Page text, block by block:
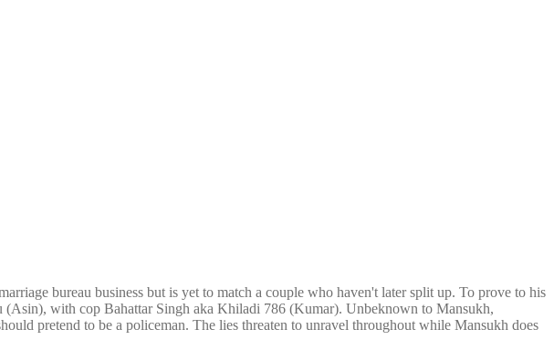
bureau business but is yet to match a couple who haven't later split up. To prove to his
with cop Bahattar Singh aka Khiladi 786 (Kumar). Unbeknown to Mansukh,
pretend to be a policeman. The lies threaten to unravel throughout while Mansukh does